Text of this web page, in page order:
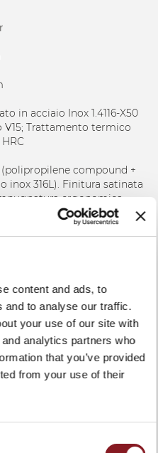
content and ads, to
and to analyse our traffic.
your use of our site with
analytics partners who
that you’ve provided
from your use of their
in acciaio Inox 1.4116-X50
V15; Trattamento termico
(polipropilene compound +
inox 316L). Finitura satinata
ergonomica
vivamente un
manuale in acqua calda
e una durata nel tempo.
caso si suggerisce di
il coltello dopo ogni
Non utilizzare tessuti o
abrasivi.